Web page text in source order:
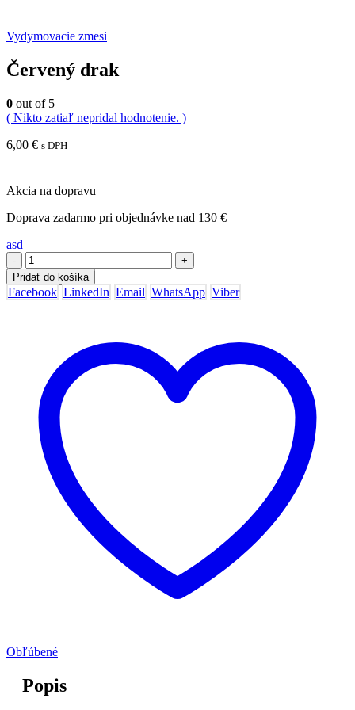
Vydymovacie zmesi
Červený drak
0 out of 5
( Nikto zatiaľ nepridal hodnotenie. )
6,00 € s DPH
Akcia na dopravu
Doprava zadarmo pri objednávke nad 130 €
asd
-
+
Pridať do košíka
Facebook LinkedIn Email WhatsApp Viber
Obľúbené
Popis